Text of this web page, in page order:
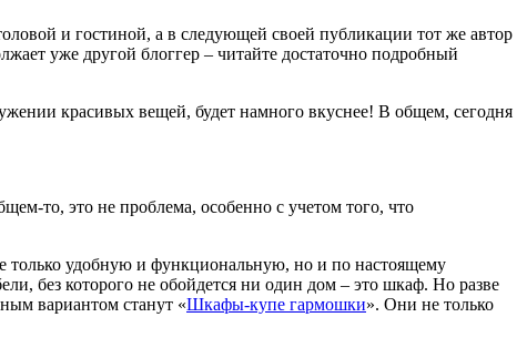
и гостиной, а в следующей своей публикации тот же автор
уже другой блоггер – читайте достаточно подробный
красивых вещей, будет намного вкуснее! В общем, сегодня
то, это не проблема, особенно с учетом того, что
только удобную и функциональную, но и по настоящему
без которого не обойдется ни один дом – это шкаф. Но разве
вариантом станут «Шкафы-купе гармошки». Они не только